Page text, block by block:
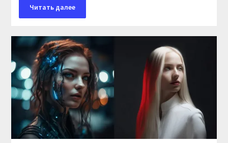
Читать далее